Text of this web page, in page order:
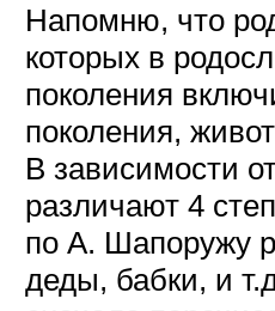
Напомню, что
которых в
поколения
поколения,
В зависимости
различают 4
по А. Шапоружу
деды, бабки, и